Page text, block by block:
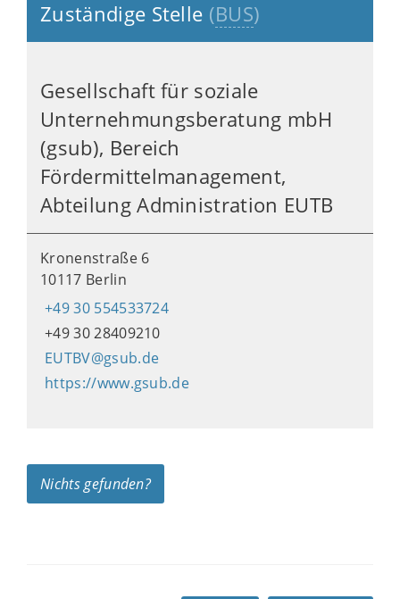
Zuständige Stelle (BUS)
Gesellschaft für soziale
Unternehmungsberatung mbH
(gsub), Bereich
Fördermittelmanagement,
Abteilung Administration EUTB
Kronenstraße 6
10117 Berlin
+49 30 554533724
+49 30 28409210
EUTBV@gsub.de
https://www.gsub.de
Nichts gefunden?